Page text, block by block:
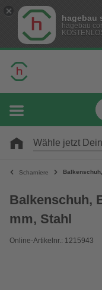
hagebau
hagebau
Wähle jetzt
Scharniere
Balkenschuh,
mm, Stahl
Online-Artikelnr.: 1215943